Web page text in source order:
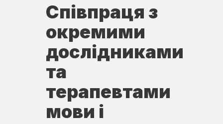
Співпраця з
окремими
дослідниками
та
терапевтами
мови і